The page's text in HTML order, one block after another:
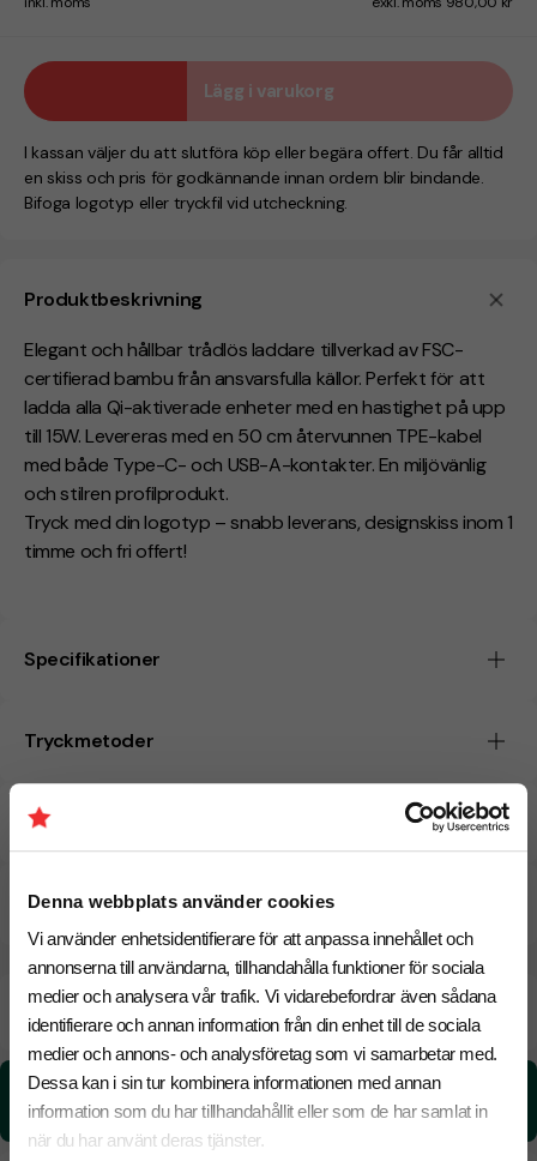
Denna webbplats använder cookies
Vi använder enhetsidentifierare för att anpassa innehållet och
annonserna till användarna, tillhandahålla funktioner för sociala
medier och analysera vår trafik. Vi vidarebefordrar även sådana
identifierare och annan information från din enhet till de sociala
medier och annons- och analysföretag som vi samarbetar med.
Dessa kan i sin tur kombinera informationen med annan
information som du har tillhandahållit eller som de har samlat in
när du har använt deras tjänster.
Produktbeskrivning
Elegant och hållbar trådlös laddare tillverkad av FSC-
certifierad bambu från ansvarsfulla källor. Perfekt för att
ladda alla Qi-aktiverade enheter med en hastighet på upp
till 15W. Levereras med en 50 cm återvunnen TPE-kabel
med både Type-C- och USB-A-kontakter. En miljövänlig
och stilren profilprodukt.
Tryck med din logotyp – snabb leverans, designskiss inom 1
timme och fri offert!
Specifikationer
Tryckmetoder
Pristabell
CO₂e -avtryck
Lägg i varukorg
I kassan väljer du att slutföra köp eller begära offert. Du får alltid
en skiss och pris för godkännande innan ordern blir bindande.
Bifoga logotyp eller tryckfil vid utcheckning.
18 Augusti Beräknad leveranstid: 6 arbetsdagar
Snabbare leverans? Kontakta oss.
CO₂e -avtryck:
4,66470187455421 kg CO₂e / per styck